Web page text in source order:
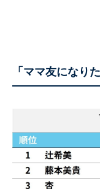
「ママ友になり